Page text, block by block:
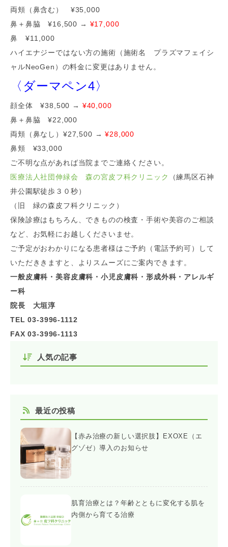
両頬（鼻含む） ¥35,000
鼻＋鼻脇 ¥16,500 → ¥17,000
鼻 ¥11,000
ハイエナジーではない方の施術（施術名 プラズマフェイシ
ャルNeoGen）の料金に変更はありません。
〈ダーマペン4〉
顔全体 ¥38,500 → ¥40,000
鼻＋鼻脇 ¥22,000
両頬（鼻なし）¥27,500 → ¥28,000
鼻頬 ¥33,000
ご不明な点があれば当院までご連絡ください。
医療法人社団伸緑会 森の宮皮フ科クリニック
（練馬区石神
井公園駅徒歩３０秒）
（旧 緑の森皮フ科クリニック）
保険診療はもちろん、できものの検査・手術や美容のご相談
など、お気軽にお越しくださいませ。
ご予定がおわかりになる患者様はご予約（電話予約可）して
いただききますと、よりスムーズにご案内できます。
一般皮膚科・美容皮膚科・小児皮膚科・形成外科・アレルギ
ー科
院長 大垣淳
TEL 03-3996-1112
FAX 03-3996-1113
人気の記事
最近の投稿
【赤み治療の新しい選択肢】EXOXE（エ
グゾゼ）導入のお知らせ
肌育治療とは？年齢とともに変化する肌を
内側から育てる治療